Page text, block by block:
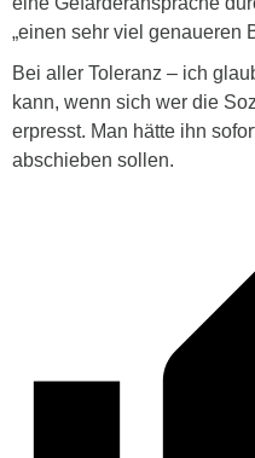
„einen sehr viel genaueren
Bei aller Toleranz – ich
kann, wenn sich wer die
erpresst. Man hätte ihn
abschieben sollen.